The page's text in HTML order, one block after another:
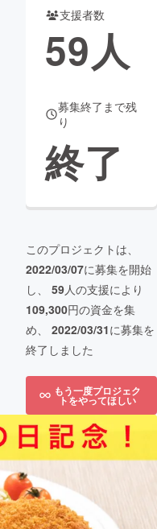
支援者数
59人
募集終了まで残
り
終了
このプロジェクトは、
2022/03/07に募集を開始
し、 59人の支援により
109,300円の資金を集
め、 2022/03/31に募集を
終了しました
もう一度プロジェク
トをやってほしい